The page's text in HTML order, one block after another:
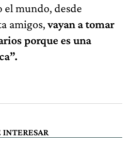
el mundo, desde
amigos,vayan a tomar
porque es una